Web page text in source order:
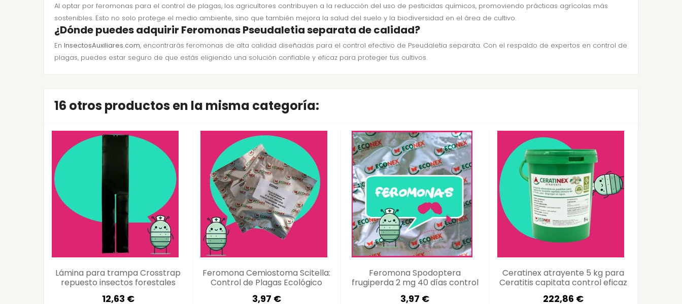
Al optar por feromonas para el control de plagas, los agricultores contribuyen a la reducción del uso de pesticidas químicos, promoviendo prácticas agrícolas más
sostenibles. Esto no solo protege el medio ambiente, sino que también mejora la salud del suelo y la biodiversidad en el área de cultivo.
¿Dónde puedes adquirir Feromonas Pseudaletia separata de calidad?
En InsectosAuxiliares.com, encontrarás feromonas de alta calidad diseñadas para el control efectivo de Pseudaletia separata. Con el respaldo de expertos en control de
plagas, puedes estar seguro de que estás eligiendo una solución confiable y eficaz para proteger tus cultivos.
16 otros productos en la misma categoría:
Lámina para trampa Crosstrap
repuesto insectos forestales
12,63 €
Feromona Cemiostoma Scitella:
Control de Plagas Ecológico
3,97 €
Feromona Spodoptera
frugiperda 2 mg 40 días control
3,97 €
Ceratinex atrayente 5 kg para
Ceratitis capitata control eficaz
222,86 €